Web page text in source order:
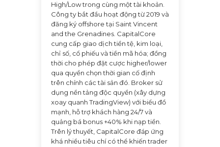
High/Low trong cùng một tài khoản.
Công ty bắt đầu hoạt động từ 2019 và
đăng ký offshore tại Saint Vincent
and the Grenadines. CapitalCore
cung cấp giao dịch tiền tệ, kim loại,
chỉ số, cổ phiếu và tiền mã hóa; đồng
thời cho phép đặt cược higher/lower
qua quyền chọn thời gian cố định
trên chính các tài sản đó. Broker sử
dụng nền tảng độc quyền (xây dựng
xoay quanh TradingView) với biểu đồ
mạnh, hỗ trợ khách hàng 24/7 và
quảng bá bonus +40% khi nạp tiền.
Trên lý thuyết, CapitalCore đáp ứng
khá nhiều tiêu chí có thể khiến trader